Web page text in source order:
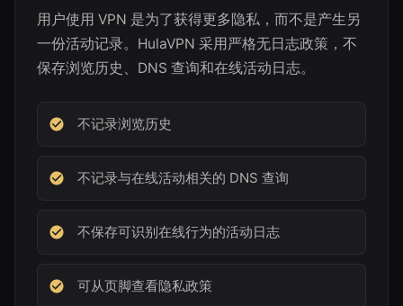
用户使用 VPN 是为了获得更多隐私，而不是产生另
一份活动记录。HulaVPN 采用严格无日志政策，不
保存浏览历史、DNS 查询和在线活动日志。
不记录浏览历史
不记录与在线活动相关的 DNS 查询
不保存可识别在线行为的活动日志
可从页脚查看隐私政策